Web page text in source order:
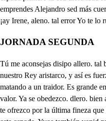
JORNADA SEGUNDA
Tú me aconsejas disipo allero. tal bajeza Ee cuerdo intento Ya es nuestro Rey aristarco, y así es fuerza obedecerlo. No es mejor morir, matando a un traidor. Es grande empeño triunfe esta vez la fortuna del valor. Ya se obedezco. dlero. bien a pesar de mis iras. y esta obediencia te ofrezco por la última fineza que logra mi rendimiento toma disipo esta espada. Yvos también venid preso. Yo porque Por confidente. alcaguete que es lo mesmo en lenguaje de la villa, no de palacio. delamo apenas llegó a la cárcel. cuando me dan pan de Perro que el que por tercero prenden siempre halla malos terceros. el mundo de mi venganza Admirará los efectos. Vamos a morir desdichas ales. ¡Ay, Irene, lo que siento el peligro, en qué te hallas. celenota cena pecor Adiós vida. Tien consuelo de que hacer tu prisión gran ruido. No hayas miedo, porque en estas ocasiones soy relámpago sin trueno. Turbaré el sol a suspiros rasgaré a quesas los cielos Arisiarco ha de ser mío a pesar de mis recelos. de mi dealtad ha de ver tracia el más heroico ejemplo con dar la muerte a Alejandro, aristo. del y de Irene o me vengo sabré morir con mi esposo Ayude mi industria el cielo Sabrá el mundo que es amor. Sabrá el aAmor, que son celos. dereno. risty dos. de lo deo Jornada segunda rem aa Tú me aconsejas, Rosaura que a Ariscarco haga favor. si con engañas su amor tu fortuna se restaura, redima ahora tu daño. un equívoco desdén. Dime y le puede estar bien. a mi decoro ese engaño. Si de tu severidad vive ofendido y celoso dloso. ejecuraro en tu esposo un despecho su crueldad y no es en tu pundonor acción menos presumida? por dar a Alejandro vida dissimular un rigor Alí. he de afectar yo finezas Dasta no decirle enfados que osoi tendrán sus cuidados tus rigores por tibieras ¿Cómo puede ser decente daemo en mí esta acción. Tú, señora debes cuitar ahora el mayor inconveniente podrá haber persona alguno que crea que yo aconsejo mi daño, cuando me quiso celosa de mi fortuna mesica pero mi temor me adviertes, qué es riesgo más conocido? ceena cene de lan el que Arisiarco ofendido le dé o Alejandro la muerte. pues con ella en un instante todo aquesto se trocara y aun en la Reina mudara la fortuna de semblante Yo hablar, menos rigurosa a Aristarco, no lo creo. Entretenga su deseo. una esperanza dudosa porque pueden sus recelos precipitarle de suerte que de Alejandro la muerte. No lo permitan los cielos, ¡Ay, Alejandro esta acción. a mi amor has de deber que en mi altivez vendrá a ser la mayor demonstración. enotrieno desa y Matiden Cómo mandaste he bajado los instrumentos, señora, a esse jardín. Cuando llora tantas penas mi cuidado Fuera loco desvarío doir cantar y te previene de los motivos que tiene Rosabra este intento mío. de Alejandro la prisión Orestes me ha dicho que es en estas torres que ves coronar el Torreón. de este jardín, y así intento celenme cene de lan que sepa que estoy aquí avisándole, ¡ay de mí! con la voz y el instrumento que Alejandro, en conociendo a Lesvía en la voz saldrá Luego a verla. plaso está. Pues do hablarle asoy petendo que no fuera de otro mado posible, pues desleales de aristarco los parciales guardan el palacio todo. ha sido traza Ingeniosa es hija de mi cuidado Qué de males ha causado mi resolución celosa. De las bellezas amor cansa desvía e ningunabla mayor. de las deidades fortuna o la mejor o ninguna. Alejandro amago en lo alode una loes Si no me engaña el deseo. a Lesvía, cantar escucho dor cierto que siente mucho la desdicha en que te veo. delae Que cuando estamos los dos llorando de almas en pena. cada cual con su cadena cante desvía, juro a Dios de una picara das voces. Ha sido poca atención alej. Di que esto es razón. y después mátame a coces No es prima, Alejandro aquel que en aquella torreves dlloso. Aún no lo creo. de mi fortuna cruel allejo. su Alteza. Querido dueño No ves que este es mucho empeño Ninguno teme quien ama Rosaura. que el puesto has de asegurarme no más que con avisarme si alguien viene. mandando que luego cante Quien le viere. Assí lo haré. y en su servicio seré centinela vigilante Matilde a esta parte asista y tú Lesvía a aquella puerta. Pues Matilde, amiga alería. No la perderé de vista. donese cada una a su lado y Rosaua se pasa cómo que hace matilo le desta Esposa mía. Deja mi bien de llorar allejo. dispensé con tu pesar aquesta vez mi alegría que me da celos el día viendo que su luz mejoras. pues cuando tus penas lloras marchitando tu arrebel se va deteniendo el sol por ver llorar dos auroras. Mas si alivio puede ser ¿de qué serán las estrellas. Aljandro, si ha llegado la más forzosa ocasión de que salga el corazón tu llantos que en un pesar es empezar a llorar acabar de padecer. baña el bello rosicler de tu rostro en luces bellas arda en tan puras centellas el nácar de sus colores mas si son de luz las flores en lágrimas desasado obediente mi cuidado estas lágrimas previene. e rosara Señora, Aicandro viene. Pues cuando mi amor se empeña cansa desvía y haz la seña. para que la entienda Irene. Irene representa habiéndola oído pi canta des cansa Lesvía da viene el sol a dar vida a las flores de este grado, que son si en sus luces viven salamandras de sus rayos. Pero, ¡ay de mi, Lesuya